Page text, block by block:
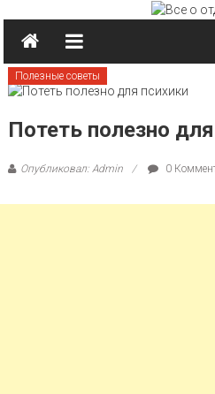
Полезные советы
Потеть полезно
Опубликовал: Admin 0